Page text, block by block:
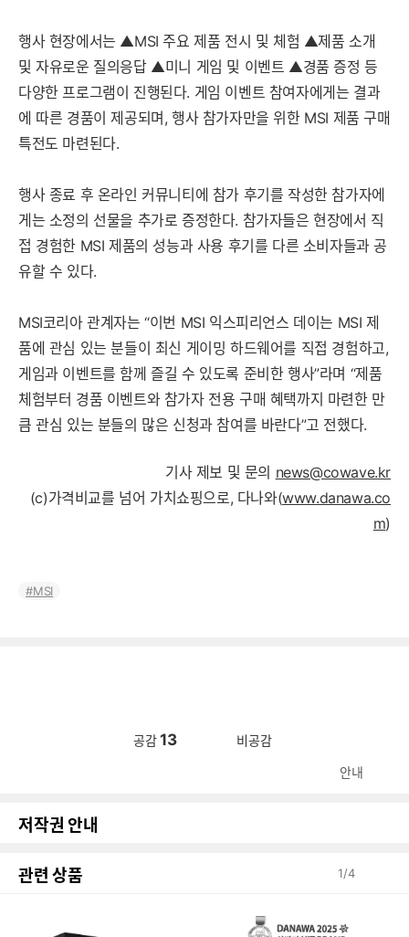
행사 현장에서는 ▲MSI 주요 제품 전시 및 체험 ▲제품 소개
및 자유로운 질의응답 ▲미니 게임 및 이벤트 ▲경품 증정 등
다양한 프로그램이 진행된다. 게임 이벤트 참여자에게는 결과
에 따른 경품이 제공되며, 행사 참가자만을 위한 MSI 제품 구매
특전도 마련된다.
행사 종료 후 온라인 커뮤니티에 참가 후기를 작성한 참가자에
게는 소정의 선물을 추가로 증정한다. 참가자들은 현장에서 직
접 경험한 MSI 제품의 성능과 사용 후기를 다른 소비자들과 공
유할 수 있다.
MSI코리아 관계자는 “이번 MSI 익스피리언스 데이는 MSI 제
품에 관심 있는 분들이 최신 게이밍 하드웨어를 직접 경험하고,
게임과 이벤트를 함께 즐길 수 있도록 준비한 행사”라며 “제품
체험부터 경품 이벤트와 참가자 전용 구매 혜택까지 마련한 만
큼 관심 있는 분들의 많은 신청과 참여를 바란다”고 전했다.
기사 제보 및 문의 news@cowave.kr
(c)가격비교를 넘어 가치쇼핑으로, 다나와(www.danawa.co
m)
MSI
공감13 비공감
안내
저작권 안내
관련 상품 1/4